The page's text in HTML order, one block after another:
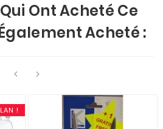
Ont Acheté Ce
Acheté :
 
!